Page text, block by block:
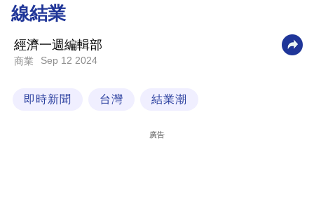
業
科
線結業
經濟一週編輯部
商業 Sep 12 2024
即時新聞 台灣 結業潮
廣告